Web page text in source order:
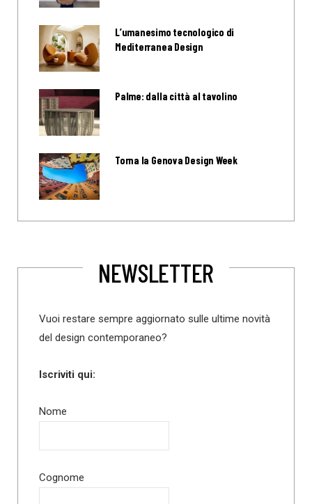
L’umanesimo tecnologico di
Mediterranea Design
Palme: dalla città al tavolino
Torna la Genova Design Week
NEWSLETTER
Vuoi restare sempre aggiornato sulle ultime novità
del design contemporaneo?
Iscriviti qui:
Nome
Cognome